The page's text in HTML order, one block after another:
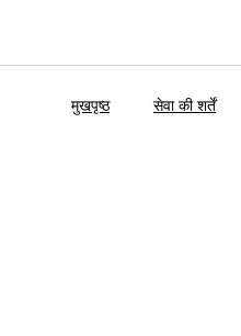
मुखपृष्ठ सेवा की शर्तें